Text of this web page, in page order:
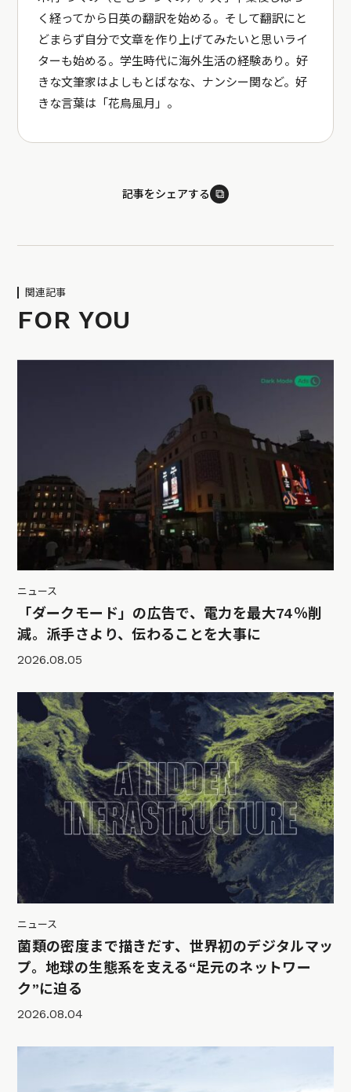
く経ってから日英の翻訳を始める。そして翻訳にと
どまらず自分で文章を作り上げてみたいと思いライ
ターも始める。学生時代に海外生活の経験あり。好
きな文筆家はよしもとばなな、ナンシー関など。好
きな言葉は「花鳥風月」。
記事をシェアする ⧉
関連記事
FOR YOU
ニュース
「ダークモード」の広告で、電力を最大74％削
減。派手さより、伝わることを大事に
2026.08.05
ニュース
菌類の密度まで描きだす、世界初のデジタルマッ
プ。地球の生態系を支える“足元のネットワー
ク”に迫る
2026.08.04